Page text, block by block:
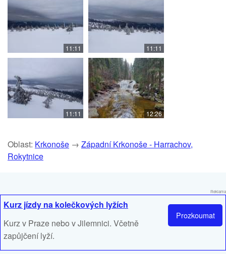
11:11 11:11
11:11 12:26
Oblast: Krkonoše → Západní Krkonoše - Harrachov,
Rokytnice
Reklama
Prozkoumat
Kurz jízdy na kolečkových lyžích
Kurz v Praze nebo v Jilemnici. Včetně
zapůjčení lyží.